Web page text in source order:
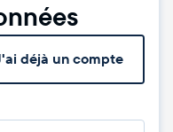
déjà un compte